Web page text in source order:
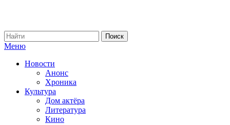
Меню
Новости
Анонс
Хроника
Культура
Дом актёра
Литература
Кино